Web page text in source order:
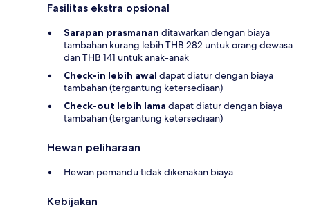
Fasilitas ekstra opsional
Sarapan prasmanan ditawarkan dengan biaya
tambahan kurang lebih THB 282 untuk orang dewasa
dan THB 141 untuk anak-anak
Check-in lebih awal dapat diatur dengan biaya
tambahan (tergantung ketersediaan)
Check-out lebih lama dapat diatur dengan biaya
tambahan (tergantung ketersediaan)
Hewan peliharaan
Hewan pemandu tidak dikenakan biaya
Kebijakan